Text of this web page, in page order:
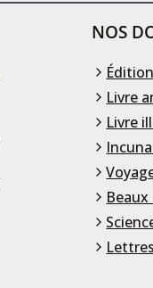
NOS
Livre
Livre